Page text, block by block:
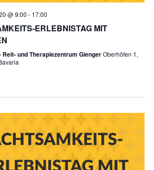
@ 9:00 - 17:00
ERLEBNISTAG MIT
und Therapiezentrum GiengerOberhöfen 1,